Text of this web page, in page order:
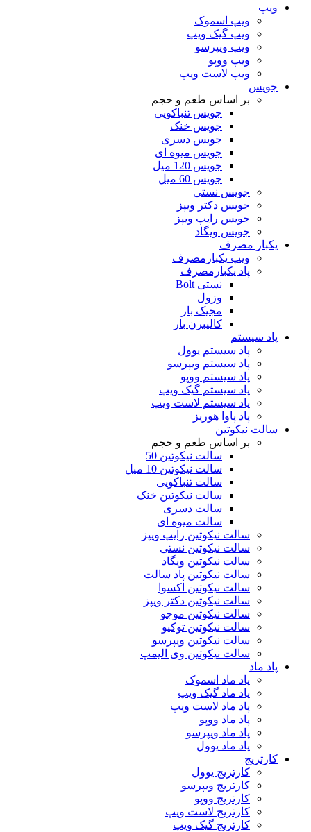
ویپ
ویپ اسموک
ویپ گیک ویپ
ویپ ویپرسو
ویپ ووپو
ویپ لاست ویپ
جویس
بر اساس طعم و حجم
جویس تنباکویی
جویس خنک
جویس دسری
جویس میوه ای
جویس 120 میل
جویس 60 میل
جویس نستی
جویس دکتر ویپز
جویس رایپ ویپز
جویس ویگاد
یکبار مصرف
ویپ یکبارمصرف
پاد یکبارمصرف
نستی Bolt
وزول
مجیک بار
کالیبرن بار
پاد سیستم
پاد سیستم یوول
پاد سیستم ویپرسو
پاد سیستم ووپو
پاد سیستم گیک ویپ
پاد سیستم لاست ویپ
پاد پاوا هوریز
سالت نیکوتین
بر اساس طعم و حجم
سالت نیکوتین 50
سالت نیکوتین 10 میل
سالت تنباکویی
سالت نیکوتین خنک
سالت دسری
سالت میوه ای
سالت نیکوتین رایپ ویپز
سالت نیکوتین نستی
سالت نیکوتین ویگاد
سالت نیکوتین پاد سالت
سالت نیکوتین اکسوا
سالت نیکوتین دکتر ویپز
سالت نیکوتین موجو
سالت نیکوتین توکیو
سالت نیکوتین ویپرسو
سالت نیکوتین وی الیمپ
پاد ماد
پاد ماد اسموک
پاد ماد گیک ویپ
پاد ماد لاست ویپ
پاد ماد ووپو
پاد ماد ویپرسو
پاد ماد یوول
کارتریج
کارتریج یوول
کارتریج ویپرسو
کارتریج ووپو
کارتریج لاست ویپ
کارتریج گیک ویپ